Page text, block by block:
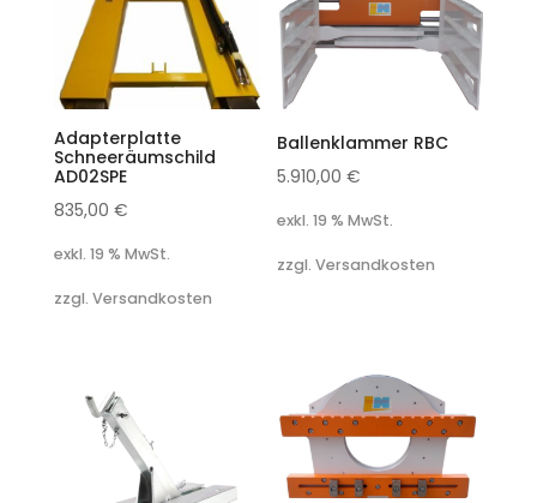
Adapterplatte
Schneeräumschild
AD02SPE
835,00 €
exkl. 19 % MwSt.
zzgl. Versandkosten
Ballenklammer RBC
5.910,00€
exkl. 19 % MwSt.
zzgl. Versandkosten